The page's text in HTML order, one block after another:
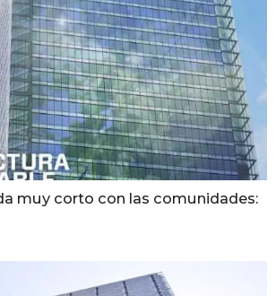
muy corto con las comunidades: